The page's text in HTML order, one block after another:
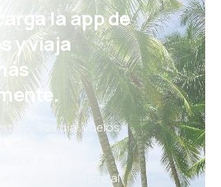
la app de
y viaja
cada día: vuelos,
escapadas
de reservas
importa, siempre al